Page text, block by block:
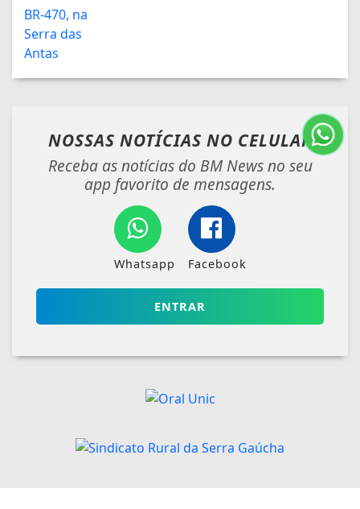
NOSSAS NOTÍCIAS NO CELULAR
Receba as notícias do BM News no seu
app favorito de mensagens.
Whatsapp Facebook
ENTRAR